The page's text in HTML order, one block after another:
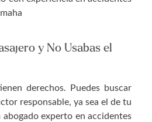
y No Usabas el
derechos. Puedes buscar
responsable, ya sea el de tu
experto en accidentes